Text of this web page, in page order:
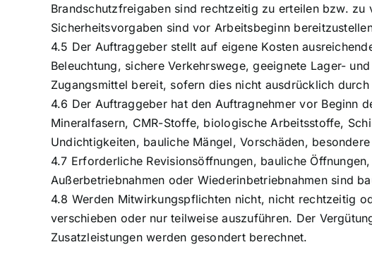
Brandschutzfreigaben sind rechtzeitig zu erteilen bzw.
Sicherheitsvorgaben sind vor Arbeitsbeginn
4.5 Der Auftraggeber stellt auf eigene Kosten
Beleuchtung, sichere Verkehrswege, geeignete Lager-
Zugangsmittel bereit, sofern dies nicht ausdrücklich
4.6 Der Auftraggeber hat den Auftragnehmer vor Beginn
Mineralfasern, CMR-Stoffe, biologische Arbeitsstoffe,
Undichtigkeiten, bauliche Mängel, Vorschäden,
4.7 Erforderliche Revisionsöffnungen, bauliche
Außerbetriebnahmen oder Wiederinbetriebnahmen sind
4.8 Werden Mitwirkungspflichten nicht, nicht rechtzeitig
verschieben oder nur teilweise auszuführen. Der
Zusatzleistungen werden gesondert berechnet.